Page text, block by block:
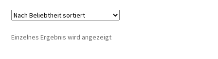
Impressum
Kasse
Einzelnes Ergebnis wird angezeigt